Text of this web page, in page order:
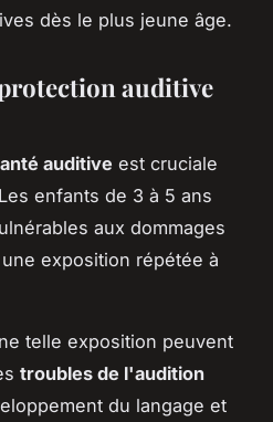
dès le plus jeune âge.
auditive
auditive est cruciale
enfants de 3 à 5 ans
aux dommages
exposition répétée à
telle exposition peuvent
troubles de l'audition
du langage et